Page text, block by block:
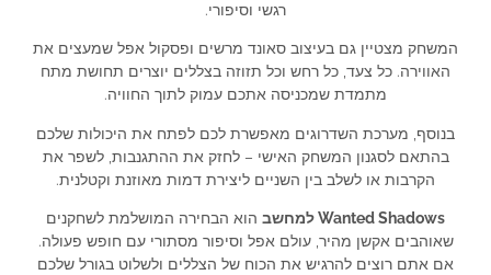
רגשי וסיפורי.
המשחק מצטיין גם בעיצוב סאונד מרשים ופסקול אפל שמעצים את
האווירה. כל צעד, כל רחש וכל תזוזה בצללים יוצרים תחושת מתח
מתמדת שמכניסה אתכם עמוק לתוך החוויה.
בנוסף, מערכת השדרוגים מאפשרת לכם לפתח את היכולות שלכם
בהתאם לסגנון המשחק האישי – לחזק את ההתגנבות, לשפר את
הקרבות או לשלב בין השניים ליצירת דמות מאוזנת וקטלנית.
Wanted Shadows למחשב
הוא הבחירה המושלמת לשחקנים
שאוהבים אקשן מהיר, עולם אפל וסיפור מסתורי עם חופש פעולה.
אם אתם רוצים להרגיש את הכוח של הצללים ולשלוט בגורל שלכם